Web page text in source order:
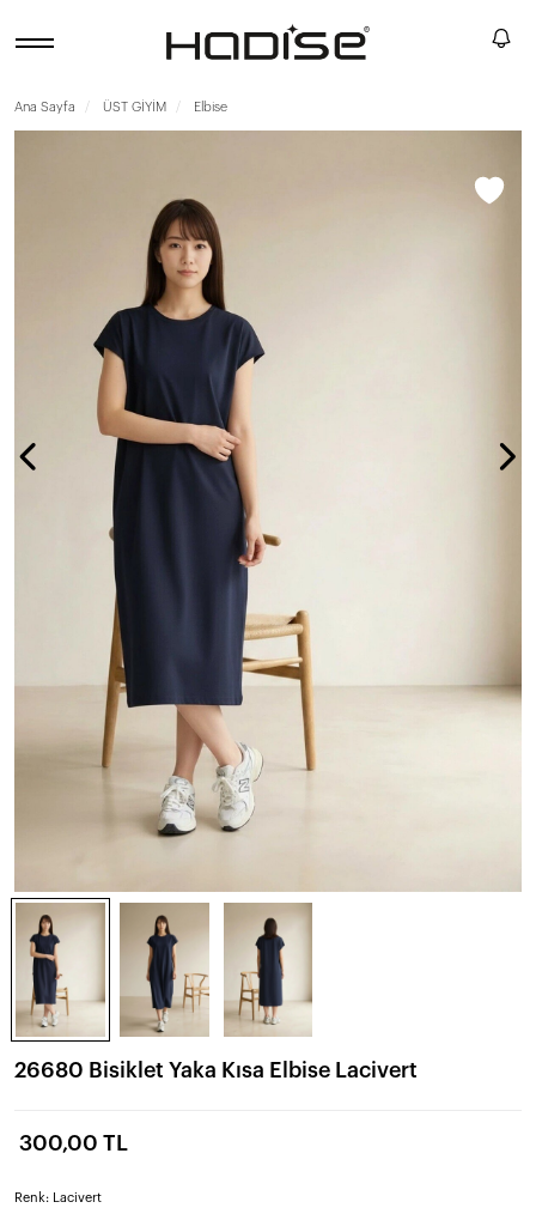
Ana Sayfa ÜST GİYİM Elbise
26680 Bisiklet Yaka Kısa Elbise Lacivert
300,00 TL
Renk: Lacivert